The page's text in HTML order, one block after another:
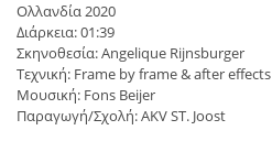
Ολλανδία 2020
Διάρκεια: 01:39
Σκηνοθεσία: Angelique Rijnsburger
Τεχνική: Frame by frame & after effects
Μουσική: Fons Beijer
Παραγωγή/Σχολή: AKV ST. Joost